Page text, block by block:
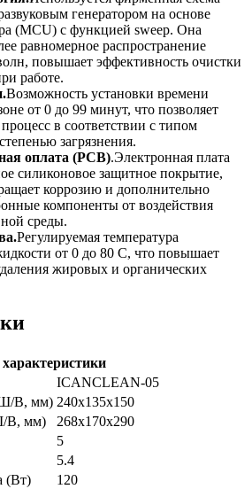
генератором на основе
(MCU) с функцией sweep. Она
равномерное распространение
повышает эффективность очистки
работе.
Возможность установки времени
от 0 до 99 минут, что позволяет
в соответствии с типом
загрязнения.
оплата (PCB).Электронная плата
силиконовое защитное покрытие,
коррозию и дополнительно
компоненты от воздействия
среды.
Регулируемая температура
от 0 до 80 С, что повышает
жировых и органических
ICANCLEAN-05
Ш/В, мм) 240х135х150
В, мм)
268х170х290
5
5.4
(Вт)
120